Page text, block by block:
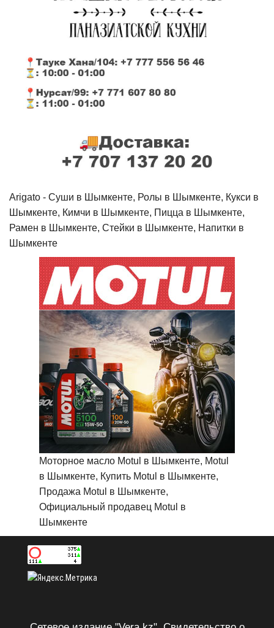
Arigato - Cуши в Шымкенте, Ролы в Шымкенте, Кукси в
Шымкенте, Кимчи в Шымкенте, Пицца в Шымкенте,
Рамен в Шымкенте, Стейки в Шымкенте, Напитки в
Шымкенте
Моторное масло Motul в Шымкенте, Motul
в Шымкенте, Купить Motul в Шымкенте,
Продажа Motul в Шымкенте,
Официальный продавец Motul в
Шымкенте